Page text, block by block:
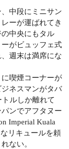
中段にミニサン
ーが運ばれてき
中央にもタル
がビュッフェ式
週末は満席にな
喫煙コーナーが
ネスマンがタバ
ルしか離れて
ンでアフタヌー
Imperial Kuala
リキュールを頼
ない。